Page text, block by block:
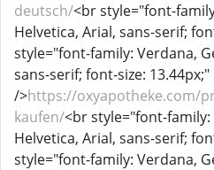
deutsch/<br style="font-
Helvetica, Arial, sans-serif;
style="font-family: Verdana,
sans-serif; font-size: 13.44px;"
/>https://oxyapotheke.com/
kaufen/<br style="font-family:
Helvetica, Arial, sans-serif;
style="font-family: Verdana,